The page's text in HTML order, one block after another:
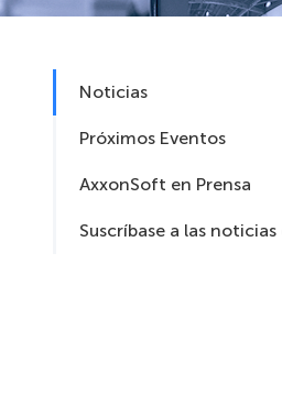
Noticias
Próximos Eventos
AxxonSoft en Prensa
Suscríbase a las